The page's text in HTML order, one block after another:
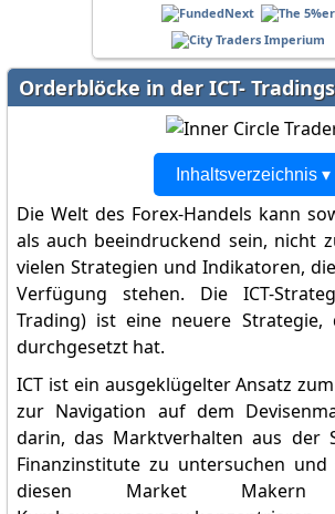
Orderblöcke in der ICT-
Inhaltsverzeichnis ▾
Die Welt des Forex-Handels kann
als auch beeindruckend sein, nicht
vielen Strategien und Indikatoren,
Verfügung stehen. Die ICT-
Trading) ist eine neuere Strategie,
durchgesetzt hat.
ICT ist ein ausgeklügelter Ansatz
zur Navigation auf dem
darin, das Marktverhalten aus der
Finanzinstitute zu untersuchen
diesen Market Makern